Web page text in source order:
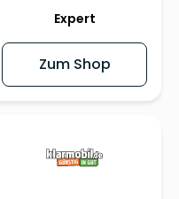
Expert
Zum Shop